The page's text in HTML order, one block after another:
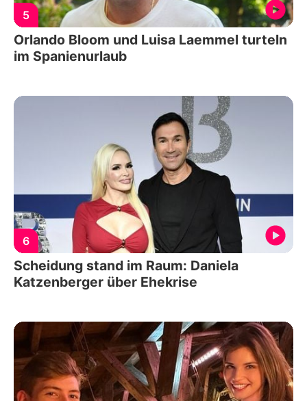
5
Orlando Bloom und Luisa Laemmel turteln
im Spanienurlaub
6
Scheidung stand im Raum: Daniela
Katzenberger über Ehekrise